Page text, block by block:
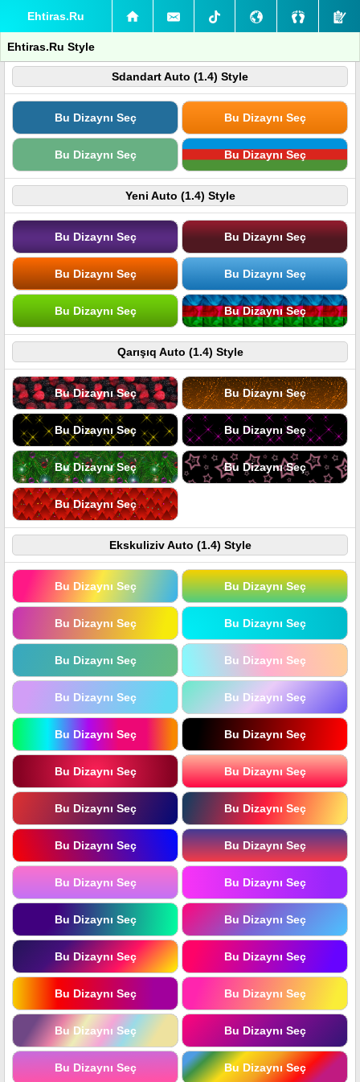
Ehtiras.Ru
Ehtiras.Ru Style
Sdandart Auto (1.4) Style
Bu Dizaynı Seç Bu Dizaynı Seç
Bu Dizaynı Seç Bu Dizaynı Seç
Yeni Auto (1.4) Style
Bu Dizaynı Seç Bu Dizaynı Seç
Bu Dizaynı Seç Bu Dizaynı Seç
Bu Dizaynı Seç Bu Dizaynı Seç
Qarışıq Auto (1.4) Style
Bu Dizaynı Seç Bu Dizaynı Seç
Bu Dizaynı Seç Bu Dizaynı Seç
Bu Dizaynı Seç Bu Dizaynı Seç
Bu Dizaynı Seç
Ekskuliziv Auto (1.4) Style
Bu Dizaynı Seç Bu Dizaynı Seç
Bu Dizaynı Seç Bu Dizaynı Seç
Bu Dizaynı Seç Bu Dizaynı Seç
Bu Dizaynı Seç Bu Dizaynı Seç
Bu Dizaynı Seç Bu Dizaynı Seç
Bu Dizaynı Seç Bu Dizaynı Seç
Bu Dizaynı Seç Bu Dizaynı Seç
Bu Dizaynı Seç Bu Dizaynı Seç
Bu Dizaynı Seç Bu Dizaynı Seç
Bu Dizaynı Seç Bu Dizaynı Seç
Bu Dizaynı Seç Bu Dizaynı Seç
Bu Dizaynı Seç Bu Dizaynı Seç
Bu Dizaynı Seç Bu Dizaynı Seç
Bu Dizaynı Seç Bu Dizaynı Seç